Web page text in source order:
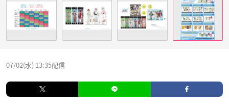
07/02(水) 13:35配信